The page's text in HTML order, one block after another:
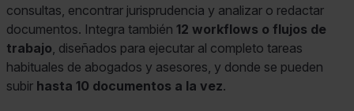
consultas, encontrar jurisprudencia y analizar o redactar
documentos. Integra también 12 workflows o flujos de
trabajo , diseñados para ejecutar al completo tareas
habituales de abogados y asesores, y donde se pueden
subir hasta 10 documentos a la vez.